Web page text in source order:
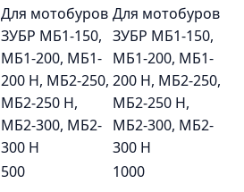
Для мотобуров
ЗУБР МБ1-150,
МБ1-200, МБ1-
200 Н, МБ2-250,
МБ2-250 Н,
МБ2-300, МБ2-
300 Н
Для мотобуров
ЗУБР МБ1-150,
МБ1-200, МБ1-
200 Н, МБ2-250,
МБ2-250 Н,
МБ2-300, МБ2-
300 Н
500
1000